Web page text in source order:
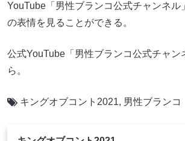
YouTube「男性ブランコ公式チャンネル
の表情を見ることができる。
公式YouTube「男性ブランコ公式チャン
ら。
キングオブコント2021, 男性ブランコ